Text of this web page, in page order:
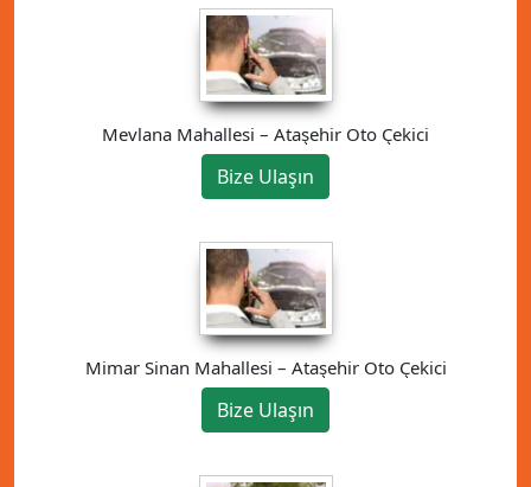
Mevlana Mahallesi – Ataşehir Oto Çekici
Bize Ulaşın
Mimar Sinan Mahallesi – Ataşehir Oto Çekici
Bize Ulaşın